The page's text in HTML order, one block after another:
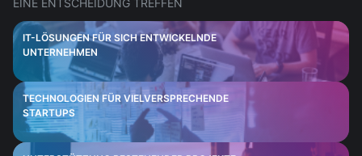
IT-LÖSUNGEN FÜR SICH ENTWICKELNDE
UNTERNEHMEN
TECHNOLOGIEN FÜR VIELVERSPRECHENDE
STARTUPS